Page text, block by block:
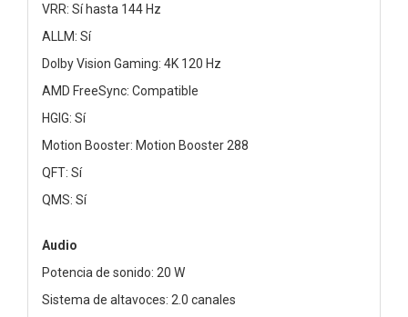
VRR: Sí hasta 144 Hz
ALLM: Sí
Dolby Vision Gaming: 4K 120 Hz
AMD FreeSync: Compatible
HGIG: Sí
Motion Booster: Motion Booster 288
QFT: Sí
QMS: Sí
Audio
Potencia de sonido: 20 W
Sistema de altavoces: 2.0 canales